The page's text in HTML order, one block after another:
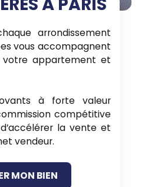
arrondissement
vous accompagnent
appartement et
à forte valeur
compétitive
la vente et
vendeur.
MON BIEN